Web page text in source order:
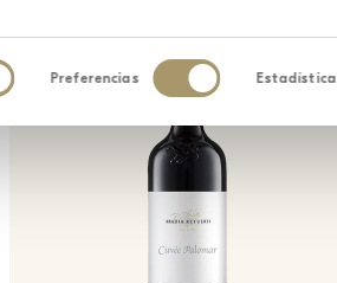
Preferencias Estadística